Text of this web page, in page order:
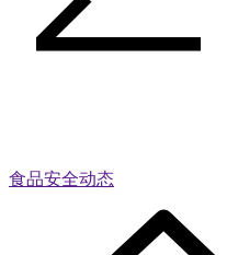
食品安全动态